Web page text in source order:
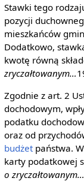
Stawki tego
pozycji
mieszkańców
Dodatkowo,
kwotę równą
zryczałtowanym…
Zgodnie z art. 2
dochodowym,
podatku
oraz od
budżetpaństwa.
karty podatkowej
o zryczałtowanym…